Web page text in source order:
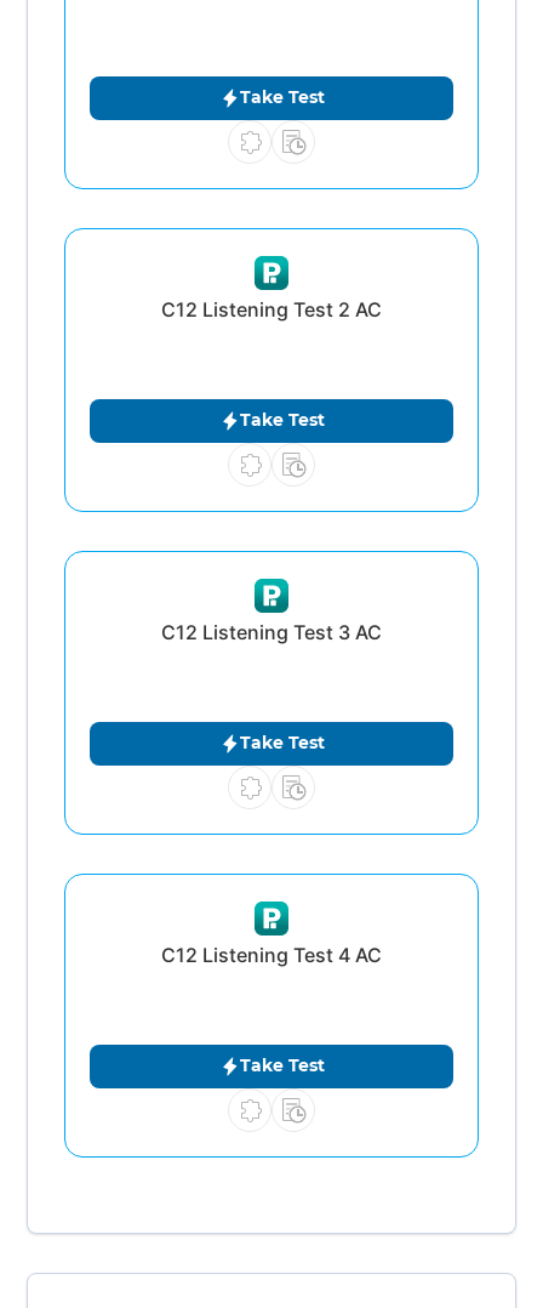
Take Test
C12 Listening Test 2 AC
Take Test
C12 Listening Test 3 AC
Take Test
C12 Listening Test 4 AC
Take Test